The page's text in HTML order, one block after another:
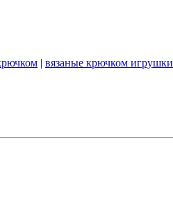
| вязаные крючком игрушки